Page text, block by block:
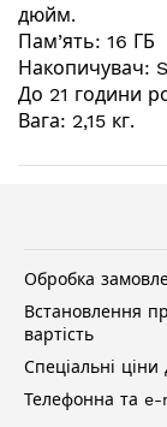
дюйм.
Пам’ять: 16 ГБ
Накопичувач:
До 21 години
Вага: 2,15 кг.
Обробка
Встановлення
вартість
Спеціальні
Телефонна та e-